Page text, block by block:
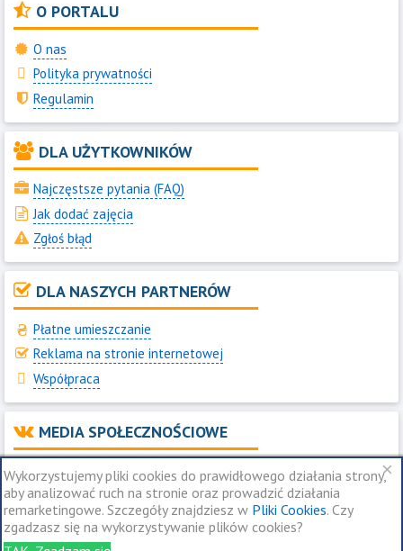
O PORTALU
O nas
Polityka prywatności
Regulamin
DLA UŻYTKOWNIKÓW
Najczęstsze pytania (FAQ)
Jak dodać zajęcia
Zgłoś błąd
DLA NASZYCH PARTNERÓW
Płatne umieszczanie
Reklama na stronie internetowej
Współpraca
MEDIA SPOŁECZNOŚCIOWE
Jesteśmy na Instagram
Jesteśmy na Facebook
Jesteśmy na Telegram
×
Wykorzystujemy pliki cookies do prawidłowego działania strony,
aby analizować ruch na stronie oraz prowadzić działania
remarketingowe. Szczegóły znajdziesz w Pliki Cookies. Czy
zgadzasz się na wykorzystywanie plików cookies?